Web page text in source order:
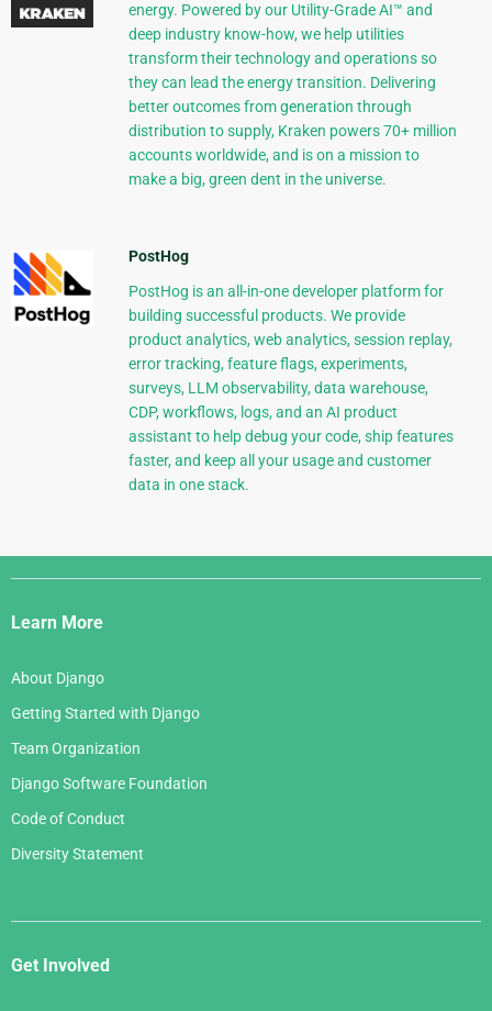
energy. Powered by our Utility-Grade AI™ and
deep industry know-how, we help utilities
transform their technology and operations so
they can lead the energy transition. Delivering
better outcomes from generation through
distribution to supply, Kraken powers 70+ million
accounts worldwide, and is on a mission to
make a big, green dent in the universe.
PostHog
PostHog is an all-in-one developer platform for
building successful products. We provide
product analytics, web analytics, session replay,
error tracking, feature flags, experiments,
surveys, LLM observability, data warehouse,
CDP, workflows, logs, and an AI product
assistant to help debug your code, ship features
faster, and keep all your usage and customer
data in one stack.
Django
Links
Learn More
About Django
Getting Started with Django
Team Organization
Django Software Foundation
Code of Conduct
Diversity Statement
Get Involved